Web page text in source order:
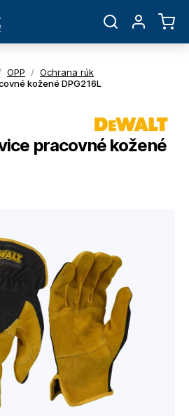
OPP / Ochrana rúk
kožené DPG216L
pracovné kožené